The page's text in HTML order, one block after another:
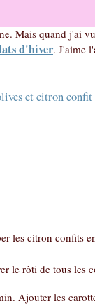
Mais quand j'ai
d'hiver. J'aime
les citron confits
le rôti de tous les
Ajouter les